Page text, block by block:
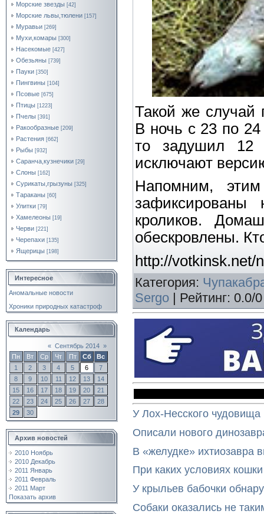
Морские звезды [42]
Морские львы,тюлени [157]
Муравьи [269]
Мухи,комары [300]
Насекомые [427]
Обезьяны [739]
Пауки [350]
Пингвины [104]
Псовые [675]
Птицы [1223]
Пчелы [391]
Ракообразные [209]
Растения [662]
Рыбы [932]
Саранча,кузнечики [29]
Слоны [162]
Сурикаты,грызуны [325]
Тараканы [60]
Улитки [79]
Хамелеоны [19]
Черви [221]
Черепахи [135]
Ящерицы [198]
Интересное
Аномальные новости
Хроники природных катастроф
Календарь
« Сентябрь 2014 »
Пн
Вт Ср Чт Пт Сб
Вс
1
2 3 4 5 6
7
8
9 10 11 12 13
14
15
16 17 18 19 20
21
22
23 24 25 26 27
28
29
30
Архив новостей
2010 Ноябрь
2010 Декабрь
2011 Январь
2011 Февраль
2011 Март
Показать архив
Такой же случай
В ночь с 23 по
то задушил 12
исключают
Напомним,
зафиксированы
кроликов.
обескровлены.
http://votkinsk.net/
Категория:
Sergo
Рейтинг: 0.0/0
У Лох-Несского
Описали нового
В «желудке» ихтиозавра
При каких условиях
У крыльев бабочки
Собаки оказались не